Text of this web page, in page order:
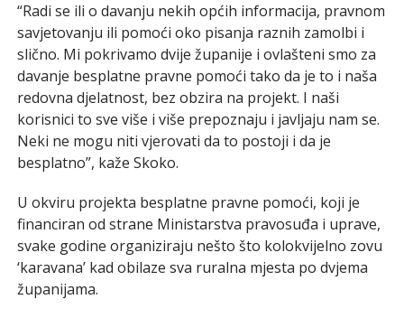
“Radi se ili o davanju nekih općih informacija, pravnom
savjetovanju ili pomoći oko pisanja raznih zamolbi i
slično. Mi pokrivamo dvije županije i ovlašteni smo za
davanje besplatne pravne pomoći tako da je to i naša
redovna djelatnost, bez obzira na projekt. I naši
korisnici to sve više i više prepoznaju i javljaju nam se.
Neki ne mogu niti vjerovati da to postoji i da je
besplatno”, kaže Skoko.
U okviru projekta besplatne pravne pomoći, koji je
financiran od strane Ministarstva pravosuđa i uprave,
svake godine organiziraju nešto što kolokvijelno zovu
‘karavana’ kad obilaze sva ruralna mjesta po dvjema
županijama.